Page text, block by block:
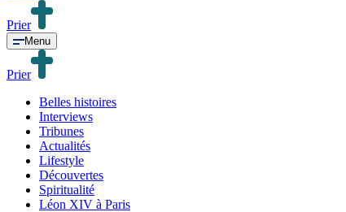
Prier
Menu
Prier
Belles histoires
Interviews
Tribunes
Actualités
Lifestyle
Découvertes
Spiritualité
Léon XIV à Paris